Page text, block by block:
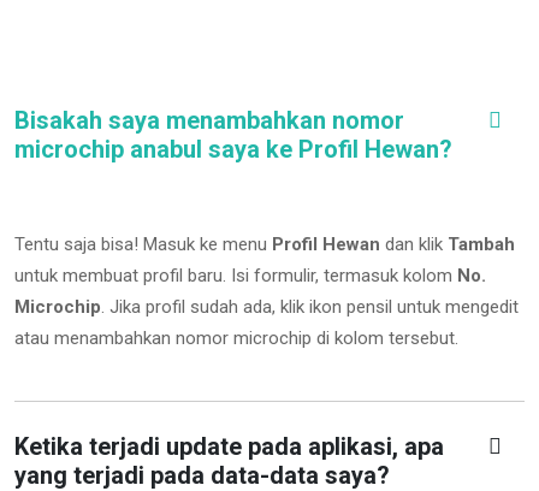
Bisakah saya menambahkan nomor
microchip anabul saya ke Profil Hewan?
Tentu saja bisa! Masuk ke menu Profil Hewan dan klik Tambah
untuk membuat profil baru. Isi formulir, termasuk kolom No.
Microchip. Jika profil sudah ada, klik ikon pensil untuk mengedit
atau menambahkan nomor microchip di kolom tersebut.
Ketika terjadi update pada aplikasi, apa
yang terjadi pada data-data saya?